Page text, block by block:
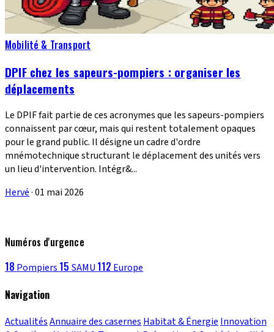
Mobilité & Transport
DPIF chez les sapeurs-pompiers : organiser les
déplacements
Le DPIF fait partie de ces acronymes que les sapeurs-pompiers
connaissent par cœur, mais qui restent totalement opaques
pour le grand public. Il désigne un cadre d'ordre
mnémotechnique structurant le déplacement des unités vers
un lieu d'intervention. Intégr&...
Hervé·01 mai 2026
Numéros d'urgence
18 Pompiers 15 SAMU 112 Europe
Navigation
ActualitésAnnuaire des casernesHabitat & ÉnergieInnovation